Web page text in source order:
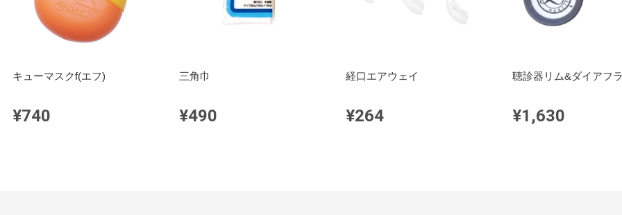
キューマスクf(エフ)
¥740
三角巾
¥490
経口エアウェイ
¥264
聴診器リム&ダイアフ
¥1,630